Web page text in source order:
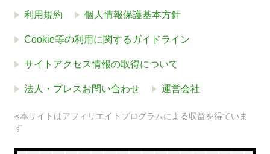
利用規約 個人情報保護基本方針
Cookie等の利用に関するガイドライン
サイトアクセス情報の取得について
法人・プレスお問い合わせ 運営会社
※本サイトはアフィリエイトプログラムによる収益を得ていま
す